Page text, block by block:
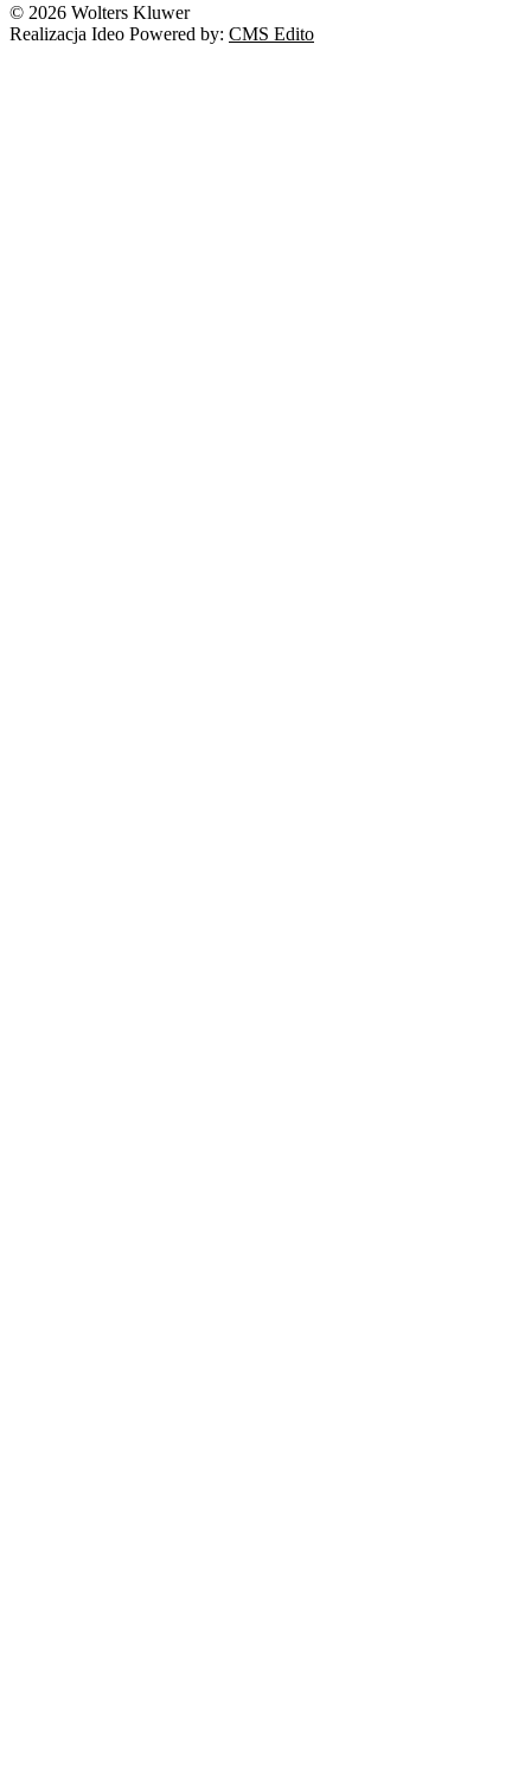
© 2026 Wolters Kluwer
Realizacja Ideo Powered by: CMS Edito